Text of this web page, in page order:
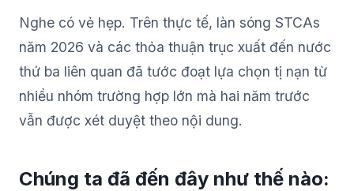
Nghe có vẻ hẹp. Trên thực tế, làn sóng STCAs
năm 2026 và các thỏa thuận trục xuất đến nước
thứ ba liên quan đã tước đoạt lựa chọn tị nạn từ
nhiều nhóm trường hợp lớn mà hai năm trước
vẫn được xét duyệt theo nội dung.
Chúng ta đã đến đây như thế nào: